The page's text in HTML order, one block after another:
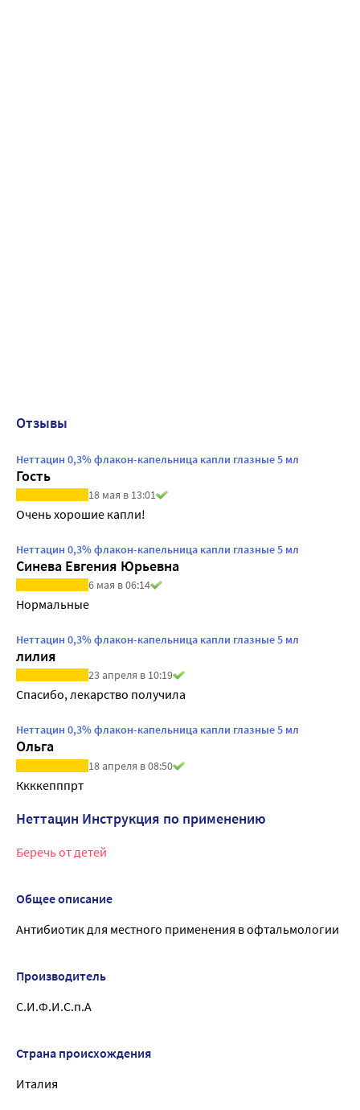
Отзывы
Неттацин 0,3% флакон-капельница капли глазные 5 мл
Гость
18 мая в 13:01
Очень хорошие капли!
Неттацин 0,3% флакон-капельница капли глазные 5 мл
Синева Евгения Юрьевна
6 мая в 06:14
Нормальные
Неттацин 0,3% флакон-капельница капли глазные 5 мл
лилия
23 апреля в 10:19
Спасибо, лекарство получила
Неттацин 0,3% флакон-капельница капли глазные 5 мл
Ольга
18 апреля в 08:50
Ккккепппрт
Неттацин Инструкция по применению
Беречь от детей
Общее описание
Антибиотик для местного применения в офтальмологии
Производитель
С.И.Ф.И.С.п.А
Страна происхождения
Италия